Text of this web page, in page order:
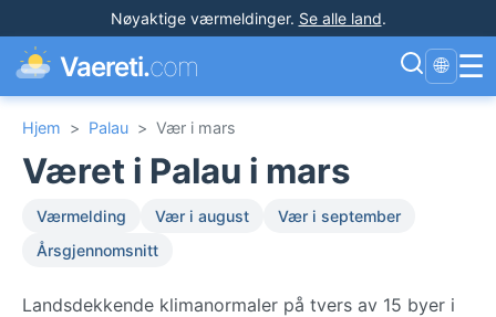
Nøyaktige værmeldinger. Se alle land.
Vaereti.com 🌐 ☰
Hjem > Palau > Vær i mars
Været i Palau i mars
Værmelding Vær i august
Vær i september
Årsgjennomsnitt
Landsdekkende klimanormaler på tvers av 15 byer i